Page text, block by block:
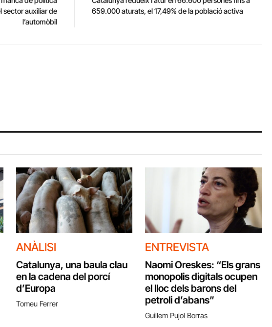
sector auxiliar de
l’automòbil
659.000 aturats, el 17,49% de la població activa
ANÀLISI
Catalunya, una baula clau
en la cadena del porcí
d’Europa
Tomeu Ferrer
ENTREVISTA
Naomi Oreskes: “Els grans
monopolis digitals ocupen
el lloc dels barons del
petroli d’abans”
Guillem Pujol Borras